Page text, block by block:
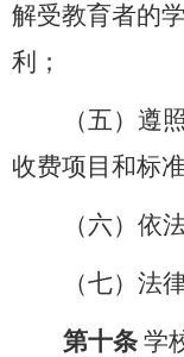
解受教育者的
利；
（五）遵
收费项目和标准
（六）依
（七）法
第十条 学